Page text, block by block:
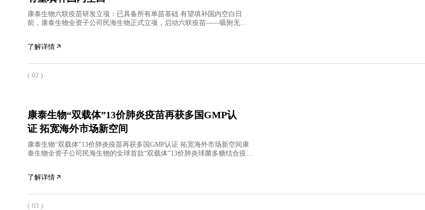
康泰生物六联疫苗研发立项：已具备所有单苗基础 有望填补国内空白日
前，康泰生物全资子公司民海生物正式立项，启动六联疫苗——吸附无细
了解详情
( 02 )
康泰生物“双载体”13价肺炎疫苗再获多国GMP认
证 拓宽海外市场新空间
康泰生物“双载体”13价肺炎疫苗再获多国GMP认证 拓宽海外市场新空间康
泰生物全资子公司民海生物的全球首款“双载体”13价肺炎球菌多糖结合疫苗
了解详情
( 03 )